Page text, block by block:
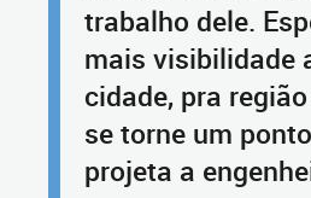
trabalho dele.
mais visibilidade
cidade, pra
se torne um
projeta a